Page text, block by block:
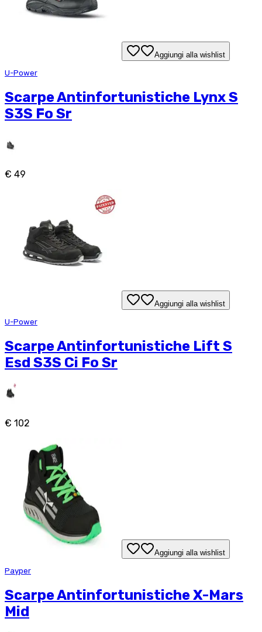
Aggiungi alla wishlist
U-Power
Scarpe Antinfortunistiche Lynx S
S3S Fo Sr
€ 49
Aggiungi alla wishlist
U-Power
Scarpe Antinfortunistiche Lift S
Esd S3S Ci Fo Sr
€ 102
Aggiungi alla wishlist
Payper
Scarpe Antinfortunistiche X-Mars
Mid